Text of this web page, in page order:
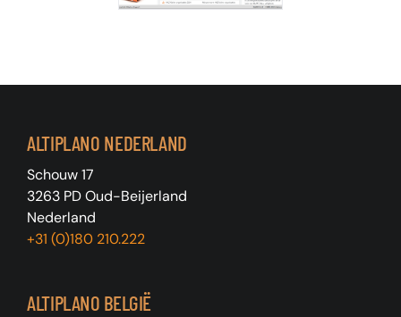
ALTIPLANO NEDERLAND
Schouw 17
3263 PD Oud-Beijerland
Nederland
+31 (0)180 210.222
ALTIPLANO BELGIË